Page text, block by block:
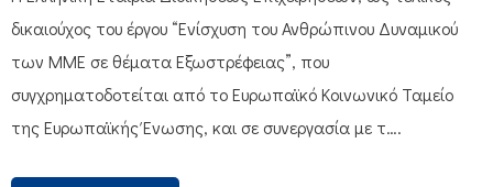
δικαιούχος του έργου “Ενίσχυση του Ανθρώπινου Δυναμικού
των ΜΜΕ σε θέματα Εξωστρέφειας”, που
συγχρηματοδοτείται από το Ευρωπαϊκό Κοινωνικό Ταμείο
της Ευρωπαϊκής Ένωσης, και σε συνεργασία με τ….